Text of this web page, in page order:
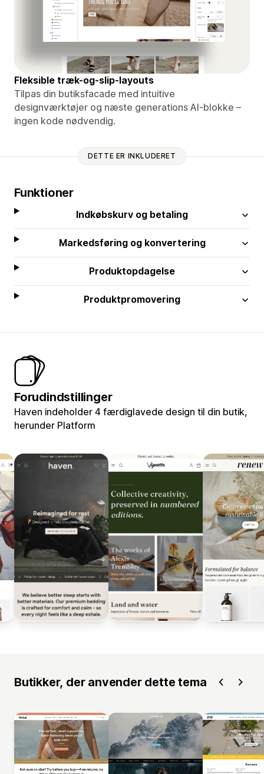
Fleksible træk-og-slip-layouts
Tilpas din butiksfacade med intuitive
designværktøjer og næste generations AI-blokke –
ingen kode nødvendig.
DETTE ER INKLUDERET
Funktioner
Indkøbskurv og betaling
Markedsføring og konvertering
Produktopdagelse
Produktpromovering
Forudindstillinger
Haven indeholder 4 færdiglavede design til din butik,
herunder Platform
Butikker, der anvender dette tema